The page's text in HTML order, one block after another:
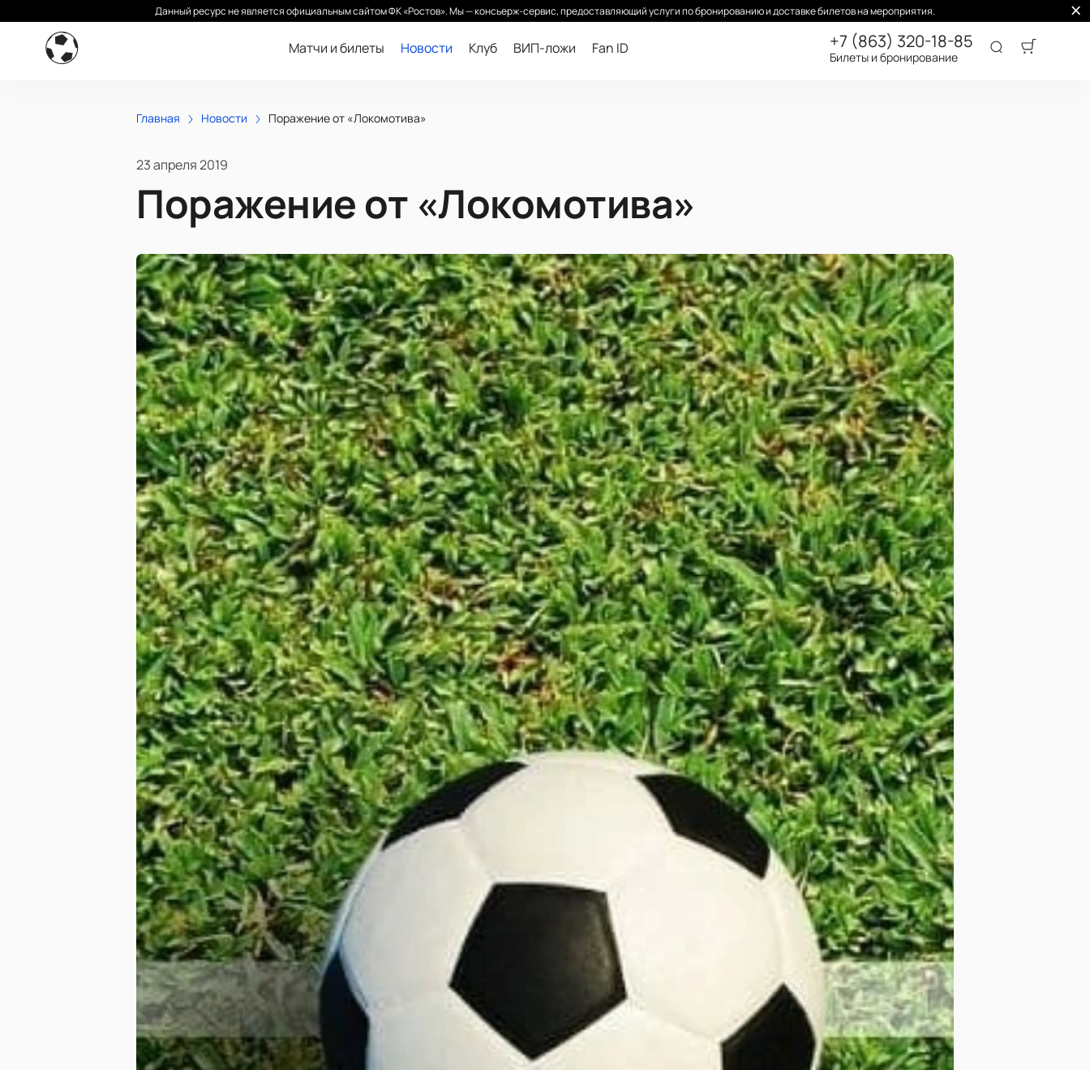
Данный ресурс не является официальным сайтом ФК «Ростов». Мы — консьерж-сервис, предоставляющий услуги по бронированию и доставке билетов на мероприятия.
Матчи и билеты Новости Клуб ВИП-ложи Fan ID +7 (863) 320-18-85
Билеты и бронирование
Главная Новости Поражение от «Локомотива»
23 апреля 2019
Поражение от «Локомотива»